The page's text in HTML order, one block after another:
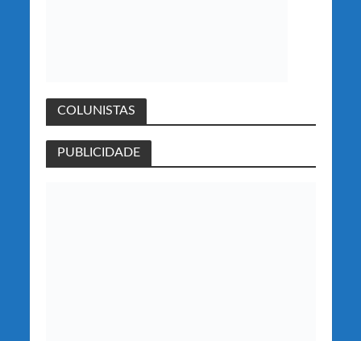
COLUNISTAS
PUBLICIDADE